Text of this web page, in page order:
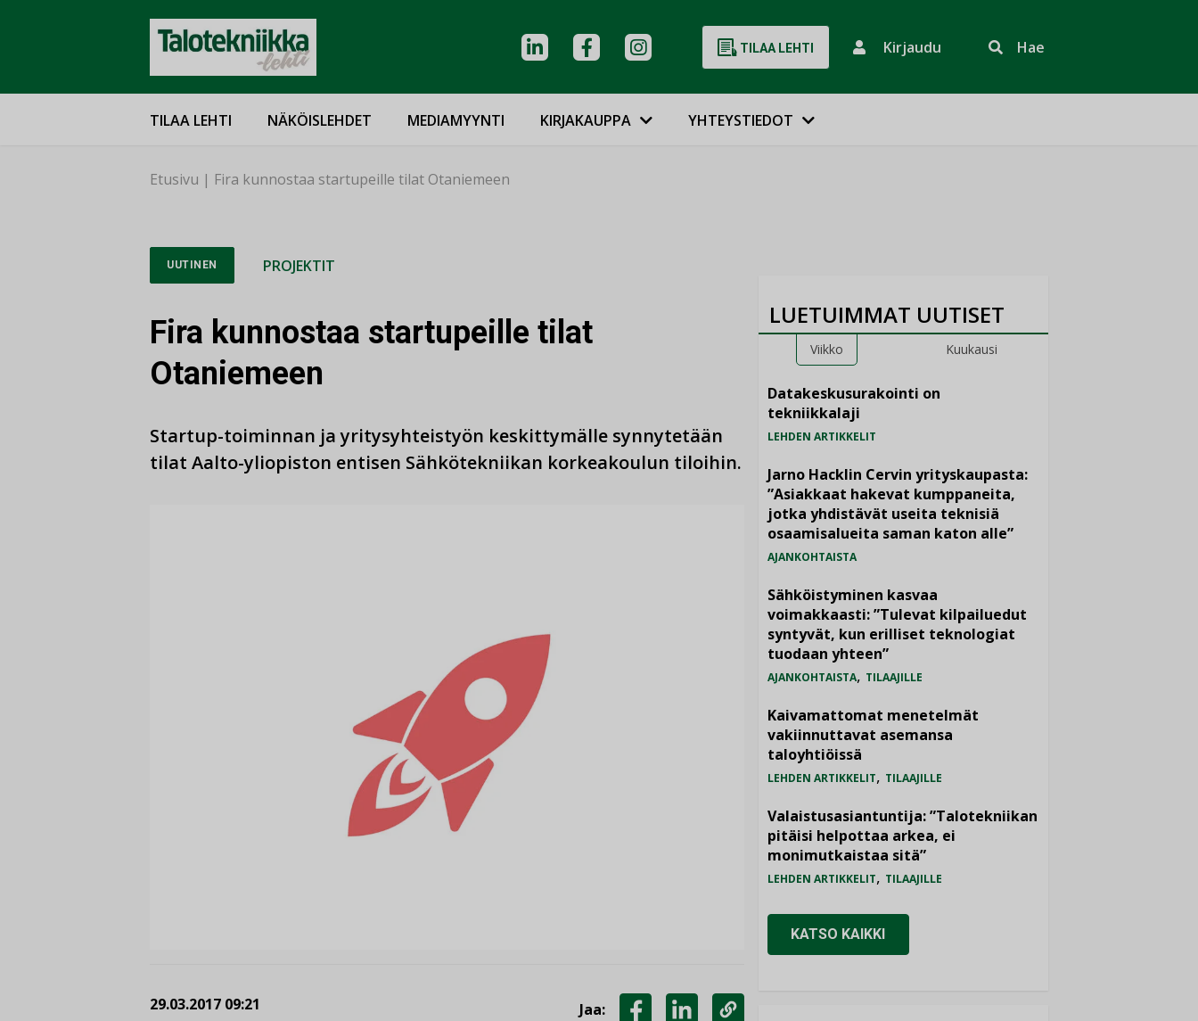
TILAA LEHTI Kirjaudu Hae
TILAA LEHTI NÄKÖISLEHDET MEDIAMYYNTI KIRJAKAUPPA YHTEYSTIEDOT
Etusivu | Fira kunnostaa startupeille tilat Otaniemeen
UUTINEN PROJEKTIT
Fira kunnostaa startupeille tilat
Otaniemeen
Startup-toiminnan ja yritysyhteistyön keskittymälle synnytetään
tilat Aalto-yliopiston entisen Sähkötekniikan korkeakoulun tiloihin.
29.03.2017 09:21 Jaa:
LUETUIMMAT UUTISET
Viikko Kuukausi
Datakeskusurakointi on
tekniikkalaji
LEHDEN ARTIKKELIT
Jarno Hacklin Cervin yrityskaupasta:
”Asiakkaat hakevat kumppaneita,
jotka yhdistävät useita teknisiä
osaamisalueita saman katon alle”
AJANKOHTAISTA
Sähköistyminen kasvaa
voimakkaasti: ”Tulevat kilpailuedut
syntyvät, kun erilliset teknologiat
tuodaan yhteen”
AJANKOHTAISTA, TILAAJILLE
Kaivamattomat menetelmät
vakiinnuttavat asemansa
taloyhtiöissä
LEHDEN ARTIKKELIT, TILAAJILLE
Valaistusasiantuntija: ”Talotekniikan
pitäisi helpottaa arkea, ei
monimutkaistaa sitä”
LEHDEN ARTIKKELIT, TILAAJILLE
KATSO KAIKKI